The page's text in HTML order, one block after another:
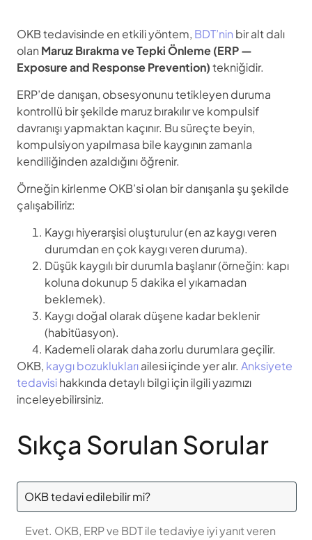
OKB tedavisinde en etkili yöntem, BDT’nin bir alt dalı
olan Maruz Bırakma ve Tepki Önleme (ERP —
Exposure and Response Prevention)tekniğidir.
ERP’de danışan, obsesyonunu tetikleyen duruma
kontrollü bir şekilde maruz bırakılır ve kompulsif
davranışı yapmaktan kaçınır. Bu süreçte beyin,
kompulsiyon yapılmasa bile kaygının zamanla
kendiliğinden azaldığını öğrenir.
Örneğin kirlenme OKB’si olan bir danışanla şu şekilde
çalışabiliriz:
Kaygı hiyerarşisi oluşturulur (en az kaygı veren
durumdan en çok kaygı veren duruma).
Düşük kaygılı bir durumla başlanır (örneğin: kapı
koluna dokunup 5 dakika el yıkamadan
beklemek).
Kaygı doğal olarak düşene kadar beklenir
(habitüasyon).
Kademeli olarak daha zorlu durumlara geçilir.
OKB, kaygı bozukluklarıailesi içinde yer alır. Anksiyete
tedavisihakkında detaylı bilgi için ilgili yazımızı
inceleyebilirsiniz.
Sıkça Sorulan Sorular
OKB tedavi edilebilir mi?
Evet. OKB, ERP ve BDT ile tedaviye iyi yanıt veren